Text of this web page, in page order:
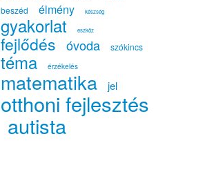
beszéd élmény készség
gyakorlat eszköz
fejlődés óvoda szókincs
téma érzékelés
matematika jel
otthoni fejlesztés
autista